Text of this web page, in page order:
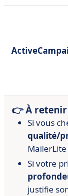
👉 À retenir
Si vous
qualité/
Si votre
justifie